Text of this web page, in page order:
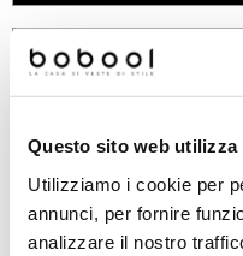
Questo sito web utilizza
Utilizziamo i cookie per
annunci, per fornire
analizzare il nostro